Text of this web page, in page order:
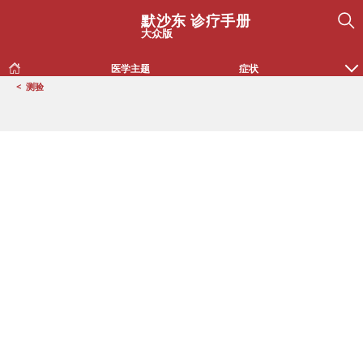
默沙东 诊疗手册
大众版
医学主题 症状
< 测验